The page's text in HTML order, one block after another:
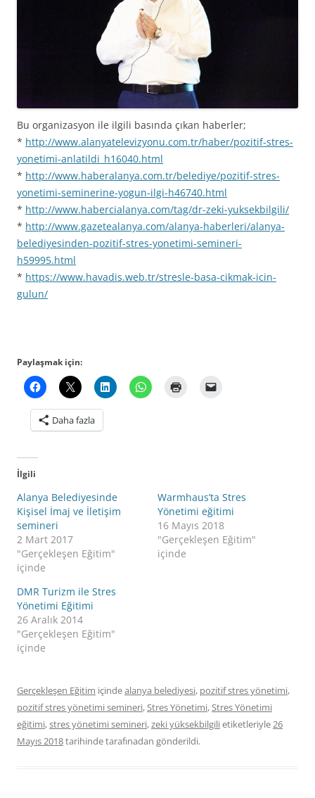
Bu organizasyon ile ilgili basında çıkan haberler;
* http://www.alanyatelevizyonu.com.tr/haber/pozitif-stres-
yonetimi-anlatildi_h16040.html
* http://www.haberalanya.com.tr/belediye/pozitif-stres-
yonetimi-seminerine-yogun-ilgi-h46740.html
* http://www.habercialanya.com/tag/dr-zeki-yuksekbilgili/
* http://www.gazetealanya.com/alanya-haberleri/alanya-
belediyesinden-pozitif-stres-yonetimi-semineri-
h59995.html
* https://www.havadis.web.tr/stresle-basa-cikmak-icin-
gulun/
Paylaşmak için:
Daha fazla
İlgili
Alanya Belediyesinde
Kişisel İmaj ve İletişim
semineri
2 Mart 2017
"Gerçekleşen Eğitim"
içinde
Warmhaus’ta Stres
Yönetimi eğitimi
16 Mayıs 2018
"Gerçekleşen Eğitim"
içinde
DMR Turizm ile Stres
Yönetimi Eğitimi
26 Aralık 2014
"Gerçekleşen Eğitim"
içinde
Gerçekleşen Eğitim içindealanya belediyesi, pozitif stres yönetimi,
pozitif stres yönetimi semineri,Stres Yönetimi,Stres Yönetimi
eğitimi,stres yönetimi semineri,zeki yüksekbilgilietiketleriyle26
Mayıs 2018tarihindetarafınadan gönderildi.